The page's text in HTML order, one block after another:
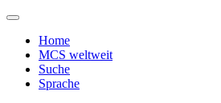
Home
MCS weltweit
Suche
Sprache